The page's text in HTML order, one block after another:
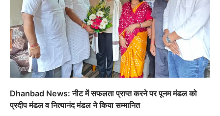
Dhanbad News: नीट में सफलता प्राप्त करने पर पूनम मंडल को
प्रदीप मंडल व नित्यानंद मंडल ने किया सम्मानित